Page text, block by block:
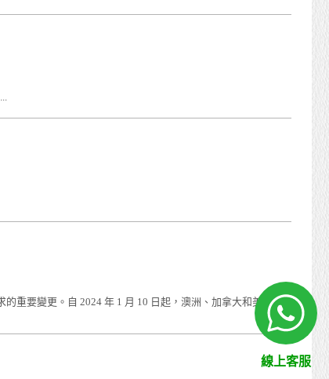
重要變更。自 2024 年 1 月 10 日起，澳洲、加拿大和美國公
線上客服